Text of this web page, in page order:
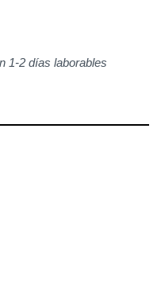
1-2 días laborables